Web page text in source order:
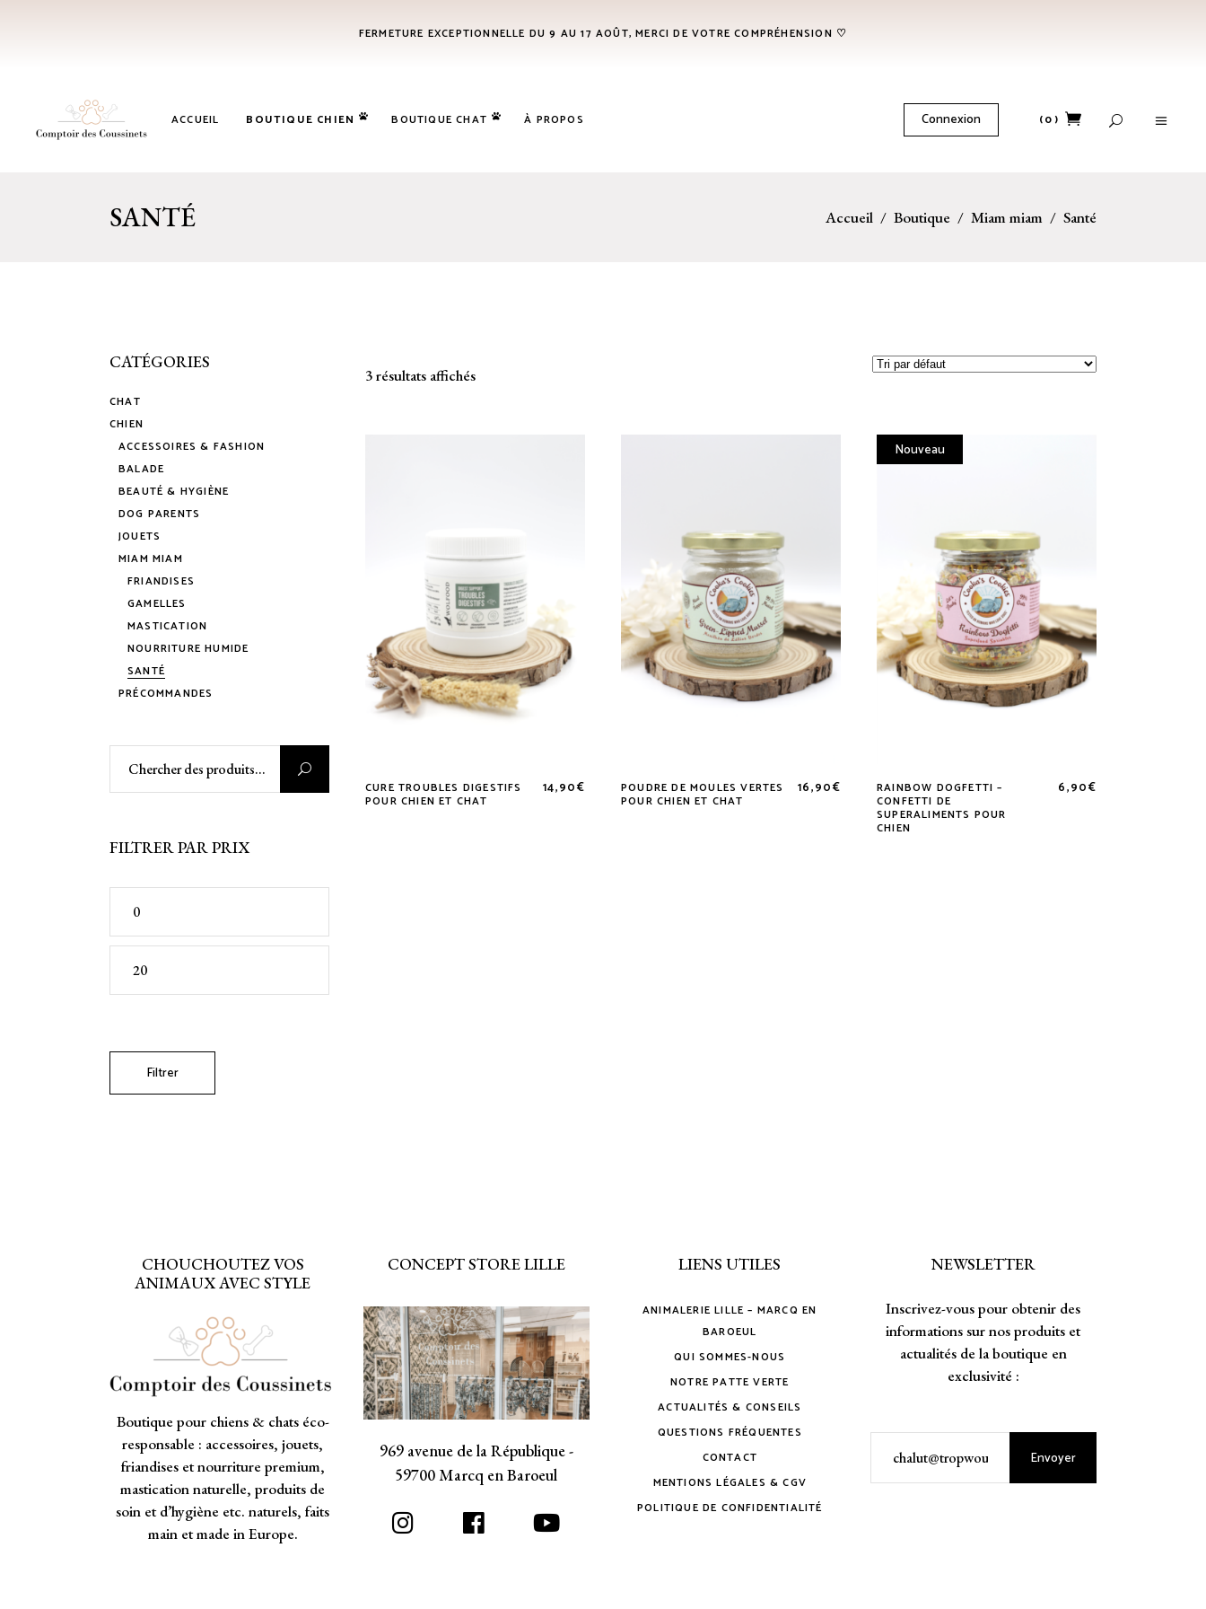
FERMETURE EXCEPTIONNELLE DU 9 AU 17 AOÛT, MERCI DE VOTRE COMPRÉHENSION ♡
ACCUEIL BOUTIQUE CHIEN BOUTIQUE CHAT À PROPOS Connexion (0)
No products in the cart.
SANTÉ Accueil / Boutique / Miam miam / Santé
3 résultats affichés
CURE TROUBLES DIGESTIFS
POUR CHIEN ET CHAT
14,90€ POUDRE DE MOULES VERTES
POUR CHIEN ET CHAT
16,90€
Nouveau
RAINBOW DOGFETTI –
CONFETTI DE
SUPERALIMENTS POUR
CHIEN
6,90€
CATÉGORIES
CHAT
CHIEN
ACCESSOIRES & FASHION
BALADE
BEAUTÉ & HYGIÈNE
DOG PARENTS
JOUETS
MIAM MIAM
FRIANDISES
GAMELLES
MASTICATION
NOURRITURE HUMIDE
SANTÉ
PRÉCOMMANDES
FILTRER PAR PRIX
max
Filtrer
CHOUCHOUTEZ VOS
ANIMAUX AVEC STYLE
Boutique pour chiens & chats éco-
responsable : accessoires, jouets,
friandises et nourriture premium,
mastication naturelle, produits de
soin et d’hygiène etc. naturels, faits
main et made in Europe.
CONCEPT STORE LILLE
969 avenue de la République -
59700 Marcq en Baroeul
LIENS UTILES
ANIMALERIE LILLE – MARCQ EN
BAROEUL
QUI SOMMES-NOUS
NOTRE PATTE VERTE
ACTUALITÉS & CONSEILS
QUESTIONS FRÉQUENTES
CONTACT
MENTIONS LÉGALES & CGV
POLITIQUE DE CONFIDENTIALITÉ
NEWSLETTER
Inscrivez-vous pour obtenir des
informations sur nos produits et
actualités de la boutique en
exclusivité :
Envoyer